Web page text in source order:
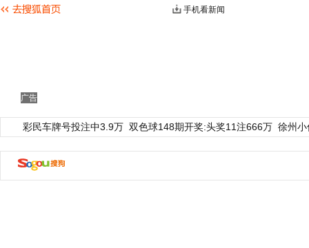
手机看新闻
广告
彩民车牌号投注中3.9万 双色球148期开奖:头奖11注666万 徐州